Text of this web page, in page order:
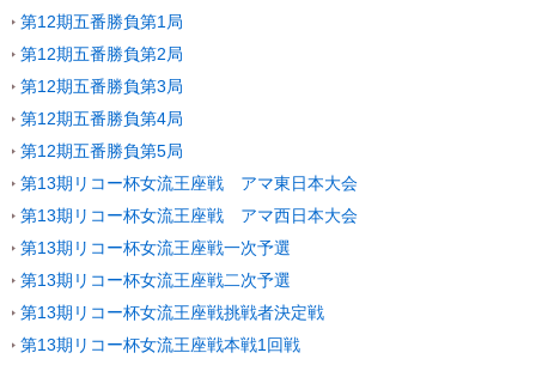
第12期五番勝負第1局
第12期五番勝負第2局
第12期五番勝負第3局
第12期五番勝負第4局
第12期五番勝負第5局
第13期リコー杯女流王座戦 アマ東日本大会
第13期リコー杯女流王座戦 アマ西日本大会
第13期リコー杯女流王座戦一次予選
第13期リコー杯女流王座戦二次予選
第13期リコー杯女流王座戦挑戦者決定戦
第13期リコー杯女流王座戦本戦1回戦